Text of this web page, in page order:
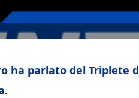
ha parlato del Triplete